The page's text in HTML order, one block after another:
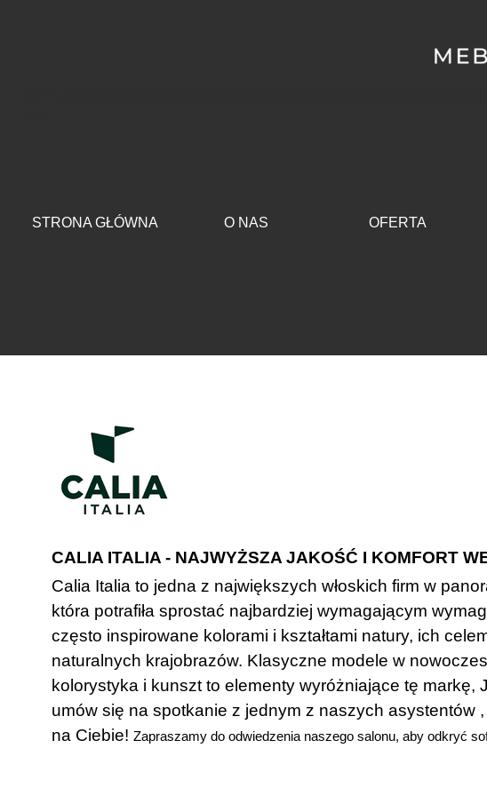
STRONA GŁÓWNA O NAS ▼
OFERTA
CALIA ITALIA - NAJWYŻSZA JAKOŚĆ I KOMFORT
Calia Italia to jedna z największych włoskich firm w
która potrafiła sprostać najbardziej wymagającym
często inspirowane kolorami i kształtami natury, ich
naturalnych krajobrazów. Klasyczne modele w
kolorystyka i kunszt to elementy wyróżniające tę
umów się na spotkanie z jednym z naszych asystentów
na Ciebie! Zapraszamy do odwiedzenia naszego salonu, aby odkryć